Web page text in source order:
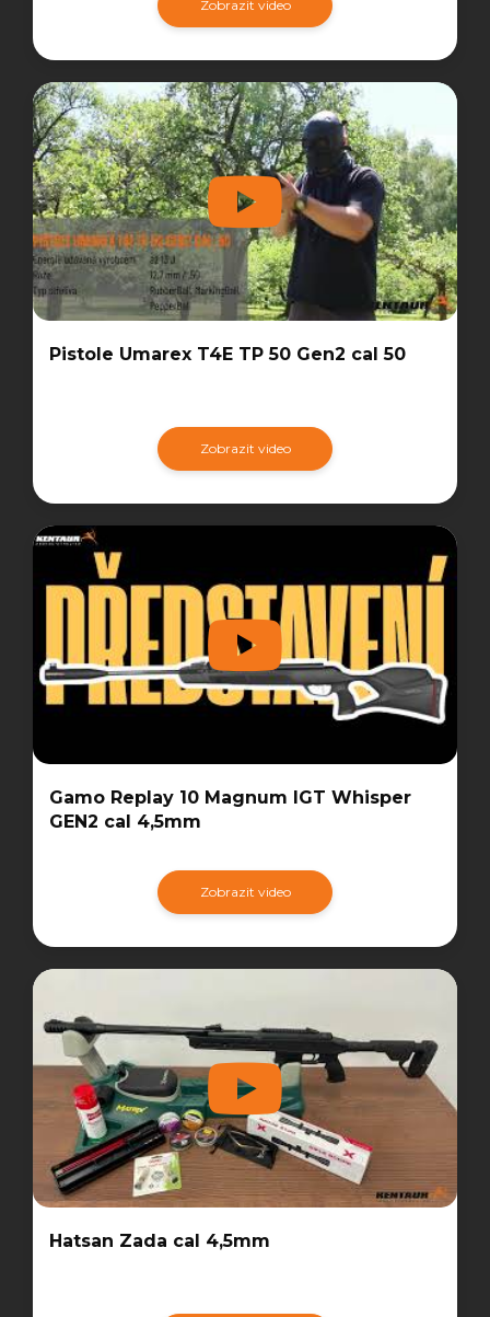
Zobrazit video
Pistole Umarex T4E TP 50 Gen2 cal 50
Zobrazit video
Gamo Replay 10 Magnum IGT Whisper
GEN2 cal 4,5mm
Zobrazit video
Hatsan Zada cal 4,5mm